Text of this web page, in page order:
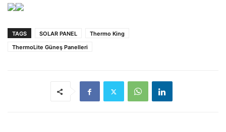
TAGS SOLAR PANEL
Thermo King
ThermoLite Güneş Panelleri